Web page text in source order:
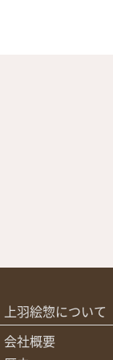
上羽絵惣について
会社概要